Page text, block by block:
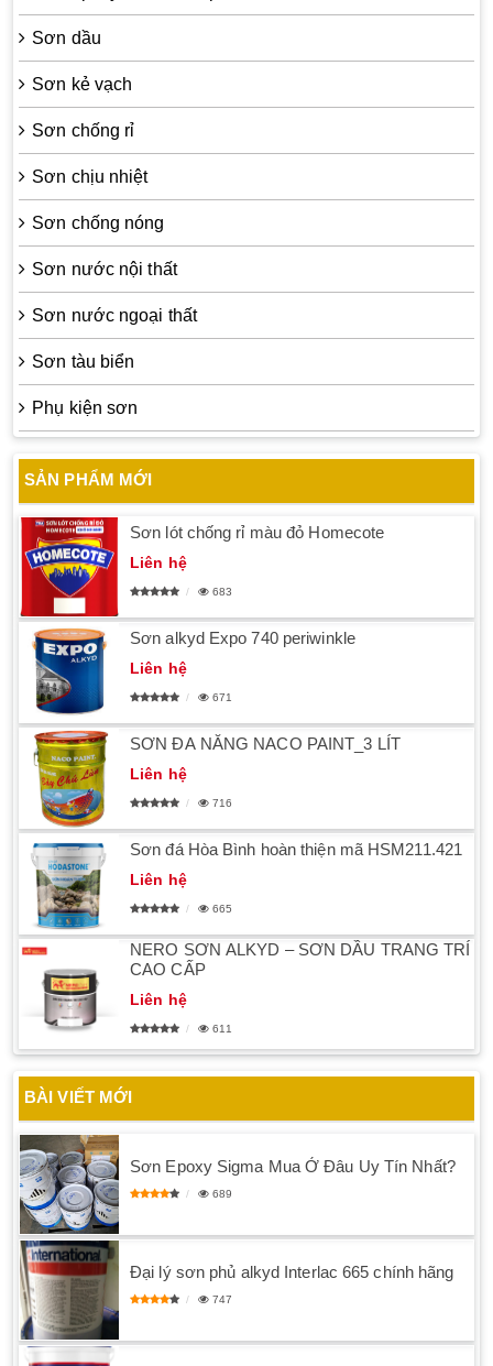
Sơn dầu
Sơn kẻ vạch
Sơn chống rỉ
Sơn chịu nhiệt
Sơn chống nóng
Sơn nước nội thất
Sơn nước ngoại thất
Sơn tàu biển
Phụ kiện sơn
SẢN PHẨM MỚI
Sơn lót chống rỉ màu đỏ Homecote
Liên hệ
683
Sơn alkyd Expo 740 periwinkle
Liên hệ
671
SƠN ĐA NĂNG NACO PAINT_3 LÍT
Liên hệ
716
Sơn đá Hòa Bình hoàn thiện mã HSM211.421
Liên hệ
665
NERO SƠN ALKYD – SƠN DẦU TRANG TRÍ
CAO CẤP
Liên hệ
611
BÀI VIẾT MỚI
Sơn Epoxy Sigma Mua Ở Đâu Uy Tín Nhất?
689
Đại lý sơn phủ alkyd Interlac 665 chính hãng
747